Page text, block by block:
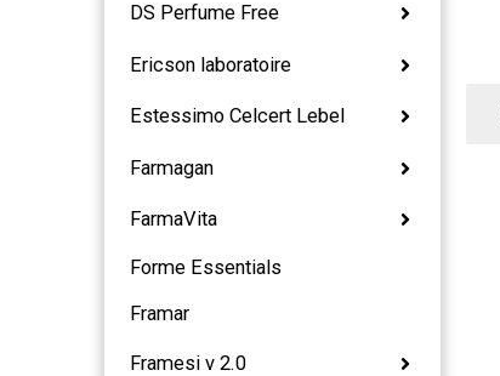
DS Perfume Free
Ericson laboratoire
Estessimo Celcert Lebel
Farmagan
FarmaVita
Forme Essentials
Framar
Framesi v 2.0